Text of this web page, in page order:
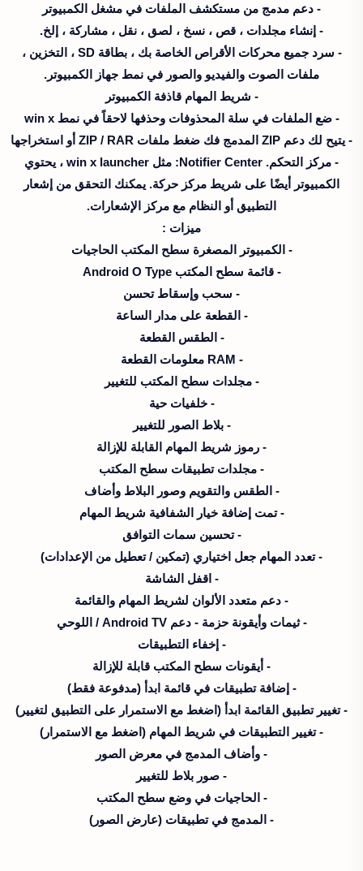
- دعم مدمج من مستكشف الملفات في مشغل الكمبيوتر
- إنشاء مجلدات ، قص ، نسخ ، لصق ، نقل ، مشاركة ، إلخ.
- سرد جميع محركات الأقراص الخاصة بك ، بطاقة SD ، التخزين ،
ملفات الصوت والفيديو والصور في نمط جهاز الكمبيوتر.
- شريط المهام قاذفة الكمبيوتر
- ضع الملفات في سلة المحذوفات وحذفها لاحقاً في نمط win x
- يتيح لك دعم ZIP المدمج فك ضغط ملفات ZIP / RAR أو استخراجها
- مركز التحكم. Notifier Center: مثل win x launcher ، يحتوي
الكمبيوتر أيضًا على شريط مركز حركة. يمكنك التحقق من إشعار
التطبيق أو النظام مع مركز الإشعارات.
ميزات :
- الكمبيوتر المصغرة سطح المكتب الحاجيات
- قائمة سطح المكتب Android O Type
- سحب وإسقاط تحسن
- القطعة على مدار الساعة
- الطقس القطعة
- RAM معلومات القطعة
- مجلدات سطح المكتب للتغيير
- خلفيات حية
- بلاط الصور للتغيير
- رموز شريط المهام القابلة للإزالة
- مجلدات تطبيقات سطح المكتب
- الطقس والتقويم وصور البلاط وأضاف
- تمت إضافة خيار الشفافية شريط المهام
- تحسين سمات التوافق
- تعدد المهام جعل اختياري (تمكين / تعطيل من الإعدادات)
- اقفل الشاشة
- دعم متعدد الألوان لشريط المهام والقائمة
- ثيمات وأيقونة حزمة - دعم Android TV / اللوحي
- إخفاء التطبيقات
- أيقونات سطح المكتب قابلة للإزالة
- إضافة تطبيقات في قائمة ابدأ (مدفوعة فقط)
- تغيير تطبيق القائمة ابدأ (اضغط مع الاستمرار على التطبيق لتغيير)
- تغيير التطبيقات في شريط المهام (اضغط مع الاستمرار)
- وأضاف المدمج في معرض الصور
- صور بلاط للتغيير
- الحاجيات في وضع سطح المكتب
- المدمج في تطبيقات (عارض الصور)